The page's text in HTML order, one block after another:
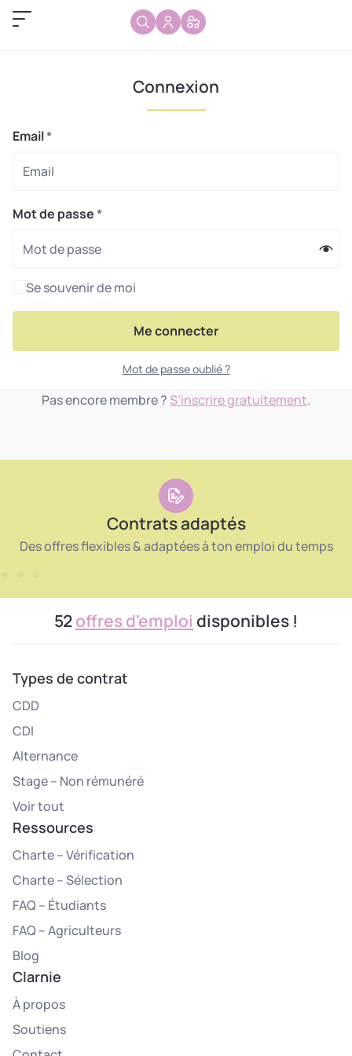
Connexion
Email*
Mot de passe*
Se souvenir de moi
Me connecter
Mot de passe oublié ?
Pas encore membre ? S’inscrire gratuitement.
Contrats adaptés
Des offres flexibles & adaptées à ton emploi du temps
52offres d'emploi disponibles !
Types de contrat
CDD
CDI
Alternance
Stage – Non rémunéré
Voir tout
Ressources
Charte – Vérification
Charte – Sélection
FAQ – Étudiants
FAQ – Agriculteurs
Blog
Clarnie
À propos
Soutiens